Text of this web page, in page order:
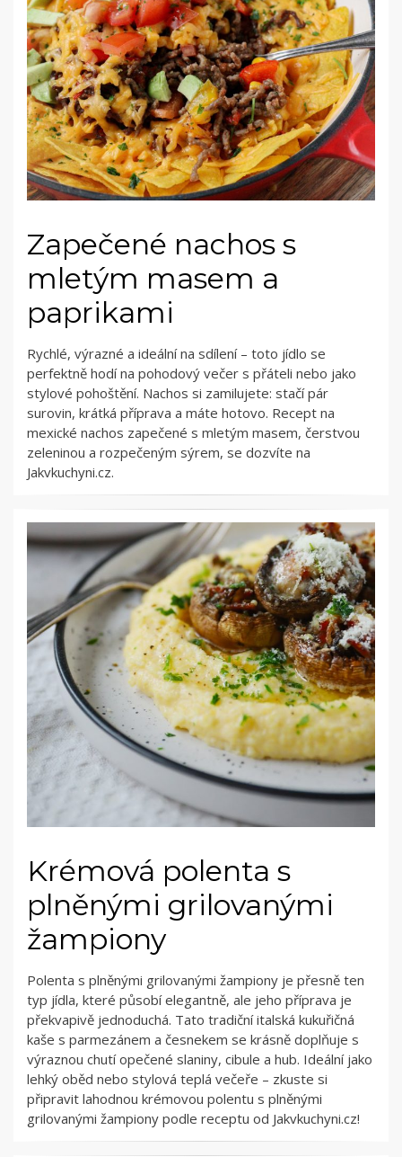
Zapečené nachos s
mletým masem a
paprikami
Rychlé, výrazné a ideální na sdílení – toto jídlo se
perfektně hodí na pohodový večer s přáteli nebo jako
stylové pohoštění. Nachos si zamilujete: stačí pár
surovin, krátká příprava a máte hotovo. Recept na
mexické nachos zapečené s mletým masem, čerstvou
zeleninou a rozpečeným sýrem, se dozvíte na
Jakvkuchyni.cz.
Krémová polenta s
plněnými grilovanými
žampiony
Polenta s plněnými grilovanými žampiony je přesně ten
typ jídla, které působí elegantně, ale jeho příprava je
překvapivě jednoduchá. Tato tradiční italská kukuřičná
kaše s parmezánem a česnekem se krásně doplňuje s
výraznou chutí opečené slaniny, cibule a hub. Ideální jako
lehký oběd nebo stylová teplá večeře –⁠⁠⁠⁠⁠⁠ zkuste si
připravit lahodnou krémovou polentu s plněnými
grilovanými žampiony podle receptu od Jakvkuchyni.cz!